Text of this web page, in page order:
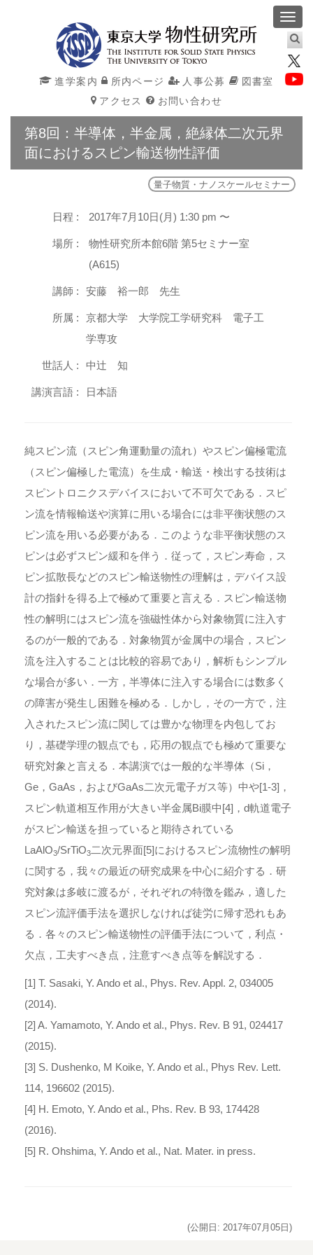
進学案内 所内ページ 人事公募
図書室
アクセス
お問い合わせ
第8回：半導体，半金属，絶縁体二次元界
面におけるスピン輸送物性評価
量子物質・ナノスケールセミナー
日程 : 2017年7月10日(月) 1:30 pm 〜
場所 :
物性研究所本館6階 第5セミナー室
(A615)
講師 : 安藤 裕一郎 先生
所属 :
京都大学 大学院工学研究科 電子工
学専攻
世話人 : 中辻 知
講演言語 : 日本語
純スピン流（スピン角運動量の流れ）やスピン偏極電流
（スピン偏極した電流）を生成・輸送・検出する技術は
スピントロニクスデバイスにおいて不可欠である．スピ
ン流を情報輸送や演算に用いる場合には非平衡状態のス
ピン流を用いる必要がある．このような非平衡状態のス
ピンは必ずスピン緩和を伴う．従って，スピン寿命，ス
ピン拡散長などのスピン輸送物性の理解は，デバイス設
計の指針を得る上で極めて重要と言える．スピン輸送物
性の解明にはスピン流を強磁性体から対象物質に注入す
るのが一般的である．対象物質が金属中の場合，スピン
流を注入することは比較的容易であり，解析もシンプル
な場合が多い．一方，半導体に注入する場合には数多く
の障害が発生し困難を極める．しかし，その一方で，注
入されたスピン流に関しては豊かな物理を内包してお
り，基礎学理の観点でも，応用の観点でも極めて重要な
研究対象と言える．本講演では一般的な半導体（Si，
Ge，GaAs，およびGaAs二次元電子ガス等）中や[1-3]，
スピン軌道相互作用が大きい半金属Bi膜中[4]，d軌道電子
がスピン輸送を担っていると期待されている
LaAlO3/SrTiO3二次元界面[5]におけるスピン流物性の解明
に関する，我々の最近の研究成果を中心に紹介する．研
究対象は多岐に渡るが，それぞれの特徴を鑑み，適した
スピン流評価手法を選択しなければ徒労に帰す恐れもあ
る．各々のスピン輸送物性の評価手法について，利点・
欠点，工夫すべき点，注意すべき点等を解説する．
[1] T. Sasaki, Y. Ando et al., Phys. Rev. Appl. 2, 034005
(2014).
[2] A. Yamamoto, Y. Ando et al., Phys. Rev. B 91, 024417
(2015).
[3] S. Dushenko, M Koike, Y. Ando et al., Phys Rev. Lett.
114, 196602 (2015).
[4] H. Emoto, Y. Ando et al., Phs. Rev. B 93, 174428
(2016).
[5] R. Ohshima, Y. Ando et al., Nat. Mater. in press.
(公開日: 2017年07月05日)